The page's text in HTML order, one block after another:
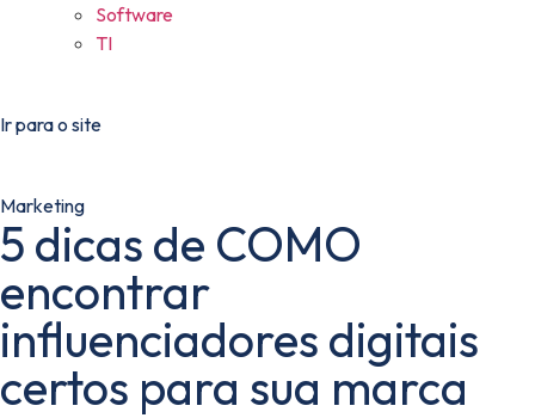
Software
TI
Ir para o site
Marketing
5 dicas de COMO
encontrar
influenciadores digitais
certos para sua marca